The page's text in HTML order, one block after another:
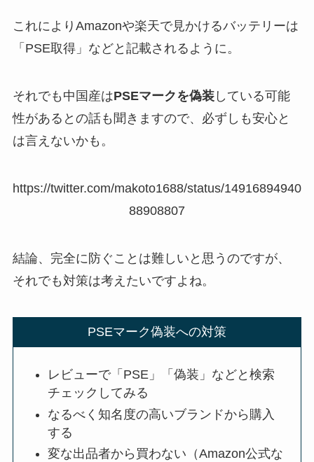
これによりAmazonや楽天で見かけるバッテリーは
「PSE取得」などと記載されるように。
それでも中国産はPSEマークを偽装している可能
性があるとの話も聞きますので、必ずしも安心と
は言えないかも。
https://twitter.com/makoto1688/status/14916894940
88908807
結論、完全に防ぐことは難しいと思うのですが、
それでも対策は考えたいですよね。
PSEマーク偽装への対策
レビューで「PSE」「偽装」などと検索
チェックしてみる
なるべく知名度の高いブランドから購入
する
変な出品者から買わない（Amazon公式な